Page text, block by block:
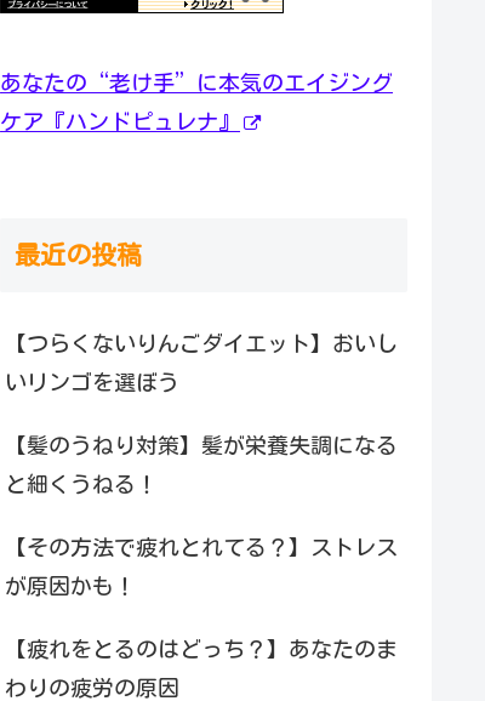
あなたの“老け手”に本気のエイジング
ケア『ハンドピュレナ』
最近の投稿
【つらくないりんごダイエット】おいし
いリンゴを選ぼう
【髪のうねり対策】髪が栄養失調になる
と細くうねる！
【その方法で疲れとれてる？】ストレス
が原因かも！
【疲れをとるのはどっち？】あなたのま
わりの疲労の原因